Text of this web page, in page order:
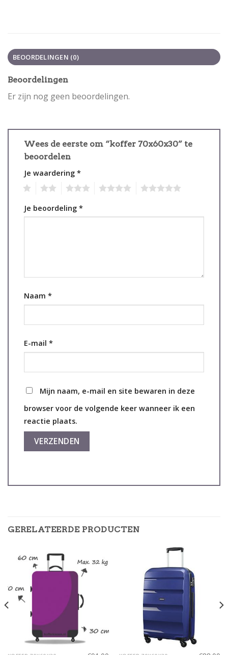
BEOORDELINGEN (0)
Beoordelingen
Er zijn nog geen beoordelingen.
Wees de eerste om “koffer 70x60x30” te
beoordelen
Je waardering *
Je beoordeling *
Naam *
E-mail *
Mijn naam, e-mail en site bewaren in deze
browser voor de volgende keer wanneer ik een
reactie plaats.
GERELATEERDE PRODUCTEN